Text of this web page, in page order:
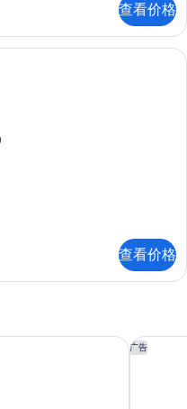
查看价格
政三人房, 无烟房, 转角 | 迷你吧、
查看价格
店及度假村，LVX 精选
广告
威斯汀